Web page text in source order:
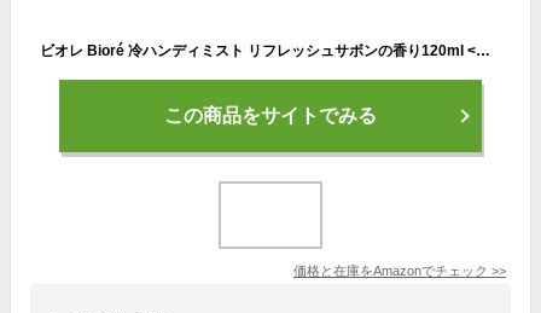
ビオレ Bioré 冷ハンディミスト リフレッシュサボンの香り120ml <暑いと感じたその時に! 肌に直接 シュッ>
この商品をサイトでみる
価格と在庫をAmazonでチェック >>